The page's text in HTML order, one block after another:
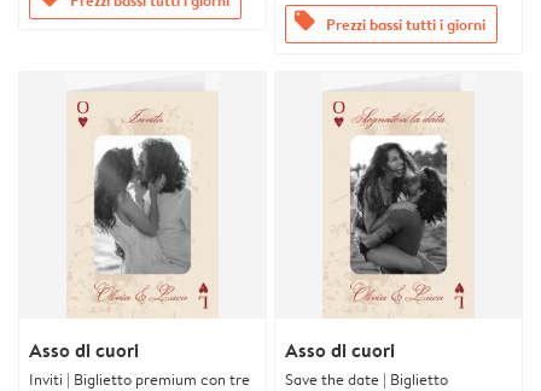
offers Prezzi bassi tutti i giorni
Asso di cuori
Inviti | Biglietto premium con tre
Asso di cuori
Save the date | Biglietto